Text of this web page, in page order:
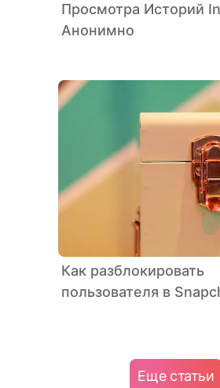
Просмотра Историй
Анонимно
Как разблокировать
пользователя в
Еще статьи